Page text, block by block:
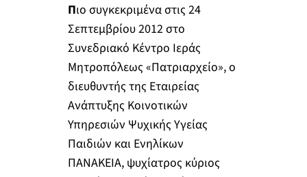
Πιο συγκεκριμένα στις 24
Σεπτεμβρίου 2012 στο
Συνεδριακό Κέντρο Ιεράς
Μητροπόλεως «Πατριαρχείο», ο
διευθυντής της Εταιρείας
Ανάπτυξης Κοινοτικών
Υπηρεσιών Ψυχικής Υγείας
Παιδιών και Ενηλίκων
ΠΑΝΑΚΕΙΑ, ψυχίατρος κύριος